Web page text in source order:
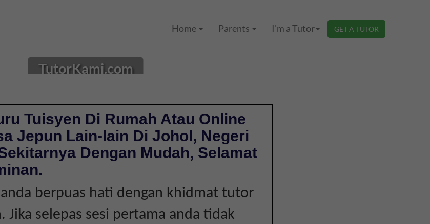
Home
Parents I'm a Tutor GET A TUTOR
TutorKami.com
Tuisyen Di Rumah Atau Online
Jepun Lain-lain Di Johol, Negeri
Dengan Mudah, Selamat
berpuas hati dengan khidmat tutor
Jika selepas sesi pertama anda tidak